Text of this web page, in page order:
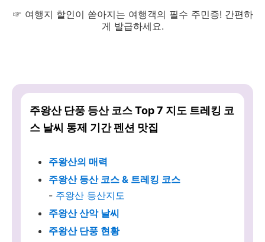
☞ 여행지 할인이 쏟아지는 여행객의 필수 주민증! 간편하
게 발급하세요.
주왕산 단풍 등산 코스 Top 7 지도 트레킹 코
스 날씨 통제 기간 펜션 맛집
주왕산의 매력
주왕산 등산 코스 & 트레킹 코스
- 주왕산 등산지도
주왕산 산악 날씨
주왕산 단풍 현황